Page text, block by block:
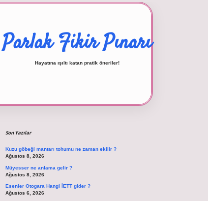
Parlak Fikir Pınarı
Hayatına ışıltı katan pratik öneriler!
Son Yazılar
Kuzu göbeği mantarı tohumu ne zaman ekilir ?
Ağustos 8, 2026
Müyesser ne anlama gelir ?
Ağustos 8, 2026
Esenler Otogara Hangi İETT gider ?
Ağustos 6, 2026